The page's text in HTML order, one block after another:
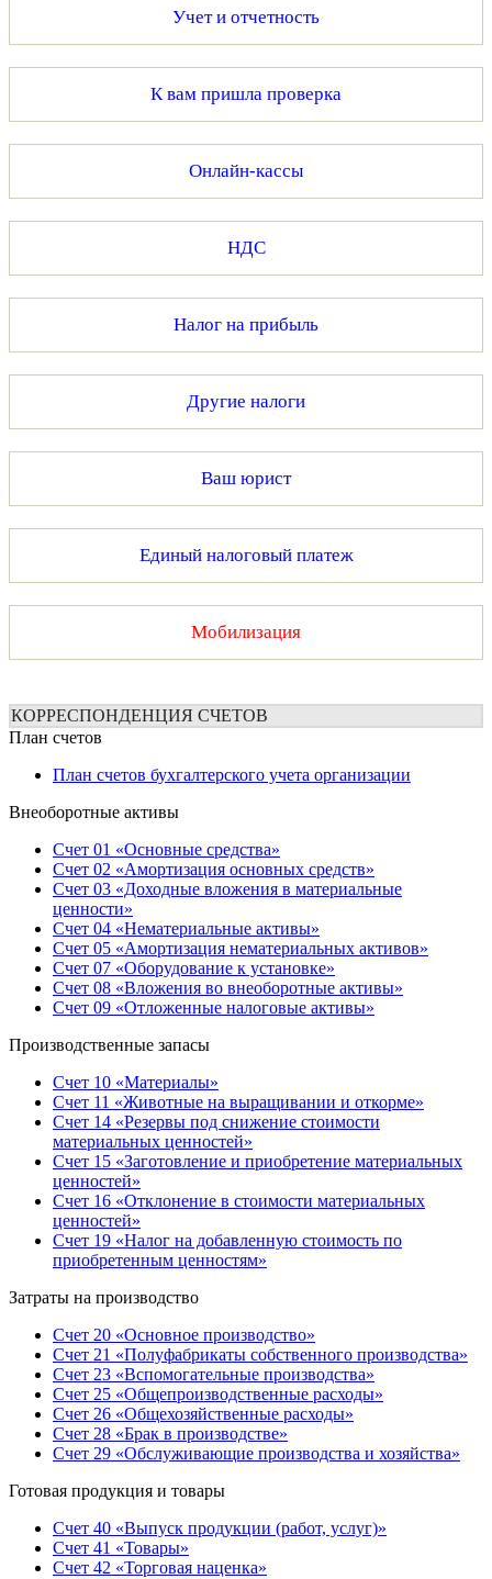
Учет и отчетность
К вам пришла проверка
Онлайн-кассы
НДС
Налог на прибыль
Другие налоги
Ваш юрист
Единый налоговый платеж
Мобилизация
КОРРЕСПОНДЕНЦИЯ СЧЕТОВ
План счетов
План счетов бухгалтерского учета организации
Внеоборотные активы
Счет 01 «Основные средства»
Счет 02 «Амортизация основных средств»
Счет 03 «Доходные вложения в материальные
ценности»
Счет 04 «Нематериальные активы»
Счет 05 «Амортизация нематериальных активов»
Счет 07 «Оборудование к установке»
Счет 08 «Вложения во внеоборотные активы»
Счет 09 «Отложенные налоговые активы»
Производственные запасы
Счет 10 «Материалы»
Счет 11 «Животные на выращивании и откорме»
Счет 14 «Резервы под снижение стоимости
материальных ценностей»
Счет 15 «Заготовление и приобретение материальных
ценностей»
Счет 16 «Отклонение в стоимости материальных
ценностей»
Счет 19 «Налог на добавленную стоимость по
приобретенным ценностям»
Затраты на производство
Счет 20 «Основное производство»
Счет 21 «Полуфабрикаты собственного производства»
Счет 23 «Вспомогательные производства»
Счет 25 «Общепроизводственные расходы»
Счет 26 «Общехозяйственные расходы»
Счет 28 «Брак в производстве»
Счет 29 «Обслуживающие производства и хозяйства»
Готовая продукция и товары
Счет 40 «Выпуск продукции (работ, услуг)»
Счет 41 «Товары»
Счет 42 «Торговая наценка»